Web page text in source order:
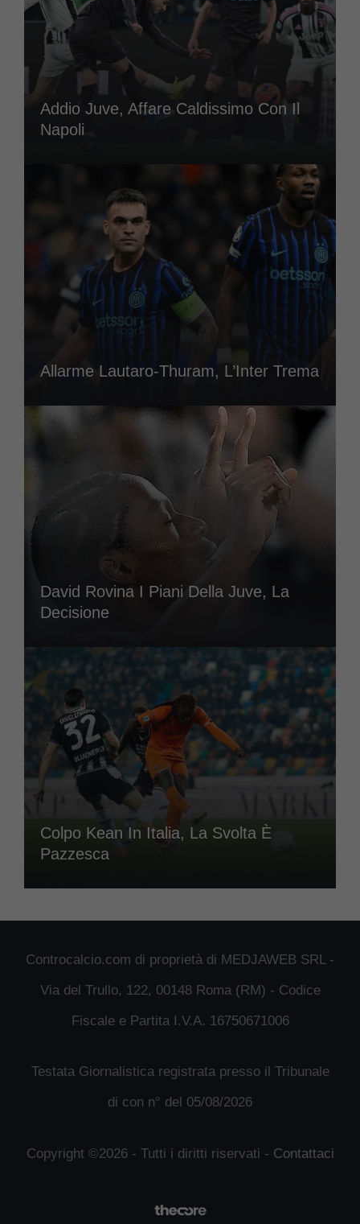
Addio Juve, Affare Caldissimo Con Il
Napoli
Allarme Lautaro-Thuram, L’Inter Trema
David Rovina I Piani Della Juve, La
Decisione
Colpo Kean In Italia, La Svolta È
Pazzesca
Controcalcio.com di proprietà di MEDJAWEB SRL -
Via del Trullo, 122, 00148 Roma (RM) - Codice
Fiscale e Partita I.V.A. 16750671006
Testata Giornalistica registrata presso il Tribunale
di con n° del 05/08/2026
Copyright ©2026 - Tutti i diritti riservati - Contattaci